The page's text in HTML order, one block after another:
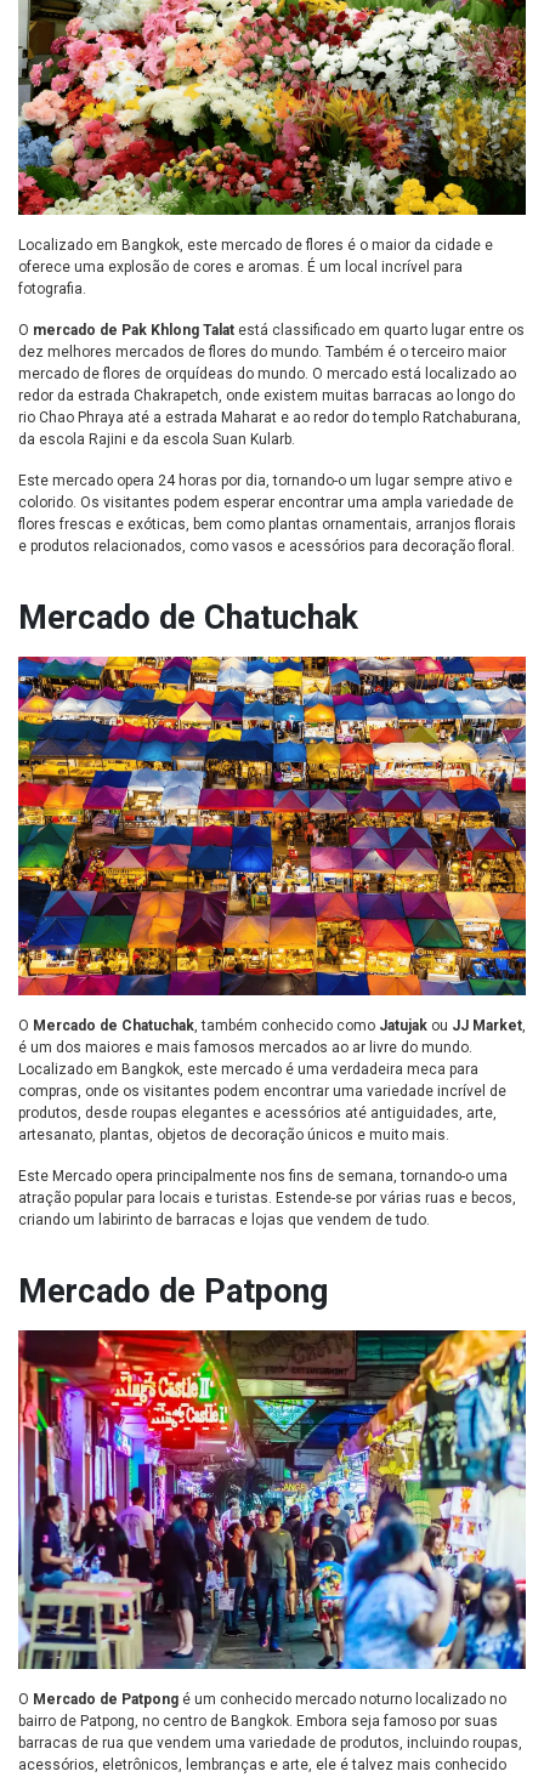
Localizado em Bangkok, este mercado de flores é o maior da cidade e
oferece uma explosão de cores e aromas. É um local incrível para
fotografia.
O mercado de Pak Khlong Talat está classificado em quarto lugar entre os
dez melhores mercados de flores do mundo. Também é o terceiro maior
mercado de flores de orquídeas do mundo. O mercado está localizado ao
redor da estrada Chakrapetch, onde existem muitas barracas ao longo do
rio Chao Phraya até a estrada Maharat e ao redor do templo Ratchaburana,
da escola Rajini e da escola Suan Kularb.
Este mercado opera 24 horas por dia, tornando-o um lugar sempre ativo e
colorido. Os visitantes podem esperar encontrar uma ampla variedade de
flores frescas e exóticas, bem como plantas ornamentais, arranjos florais
e produtos relacionados, como vasos e acessórios para decoração floral.
Mercado de Chatuchak
O Mercado de Chatuchak, também conhecido como Jatujak ou JJ Market,
é um dos maiores e mais famosos mercados ao ar livre do mundo.
Localizado em Bangkok, este mercado é uma verdadeira meca para
compras, onde os visitantes podem encontrar uma variedade incrível de
produtos, desde roupas elegantes e acessórios até antiguidades, arte,
artesanato, plantas, objetos de decoração únicos e muito mais.
Este Mercado opera principalmente nos fins de semana, tornando-o uma
atração popular para locais e turistas. Estende-se por várias ruas e becos,
criando um labirinto de barracas e lojas que vendem de tudo.
Mercado de Patpong
O Mercado de Patpong é um conhecido mercado noturno localizado no
bairro de Patpong, no centro de Bangkok. Embora seja famoso por suas
barracas de rua que vendem uma variedade de produtos, incluindo roupas,
acessórios, eletrônicos, lembranças e arte, ele é talvez mais conhecido